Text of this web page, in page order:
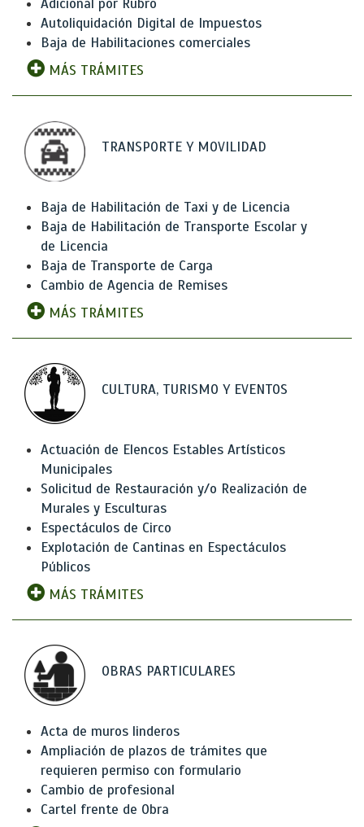
Adicional por Rubro
Autoliquidación Digital de Impuestos
Baja de Habilitaciones comerciales
MÁS TRÁMITES
TRANSPORTE Y MOVILIDAD
Baja de Habilitación de Taxi y de Licencia
Baja de Habilitación de Transporte Escolar y
de Licencia
Baja de Transporte de Carga
Cambio de Agencia de Remises
MÁS TRÁMITES
CULTURA, TURISMO Y EVENTOS
Actuación de Elencos Estables Artísticos
Municipales
Solicitud de Restauración y/o Realización de
Murales y Esculturas
Espectáculos de Circo
Explotación de Cantinas en Espectáculos
Públicos
MÁS TRÁMITES
OBRAS PARTICULARES
Acta de muros linderos
Ampliación de plazos de trámites que
requieren permiso con formulario
Cambio de profesional
Cartel frente de Obra